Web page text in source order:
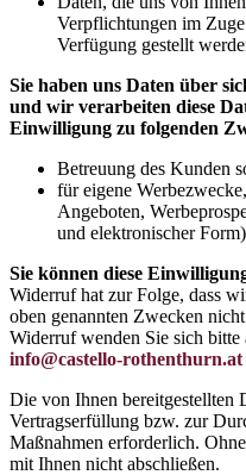
Verpflichtungen im
Verfügung gestellt
Sie haben uns Daten über
und wir verarbeiten diese
Einwilligung zu folgenden
Betreuung des Kunden
für eigene
Angeboten,
und elektronischer
Sie können diese
Widerruf hat zur Folge, dass
oben genannten Zwecken
Widerruf wenden Sie sich bitte
info@castello-rothenthurn.at
Die von Ihnen bereitgestellten
Vertragserfüllung bzw. zur
Maßnahmen erforderlich.
mit Ihnen nicht abschließen.